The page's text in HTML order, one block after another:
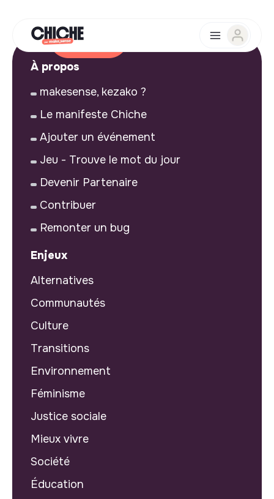
À propos
makesense, kezako ?
Le manifeste Chiche
Ajouter un événement
Jeu - Trouve le mot du jour
Devenir Partenaire
Contribuer
Remonter un bug
Enjeux
Alternatives
Communautés
Culture
Transitions
Environnement
Féminisme
Justice sociale
Mieux vivre
Société
Éducation